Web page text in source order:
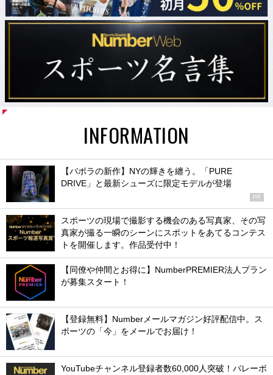
INFORMATION
【バボラの新作】NYの輝きを纏う。「PURE
DRIVE」と最新シューズに限定モデルが登場
PR
スポーツの現場で撮影する機会のある写真家、その写
真家が撮る一瞬のシーンにスポットをあてるコンテス
トを開催します。作品受付中！
【同僚や仲間とお得に】NumberPREMIER法人プラン
が募集スタート！
【登録無料】Numberメールマガジン好評配信中。ス
ポーツの「今」をメールでお届け！
YouTubeチャンネル登録者数60,000人突破！バレーボ